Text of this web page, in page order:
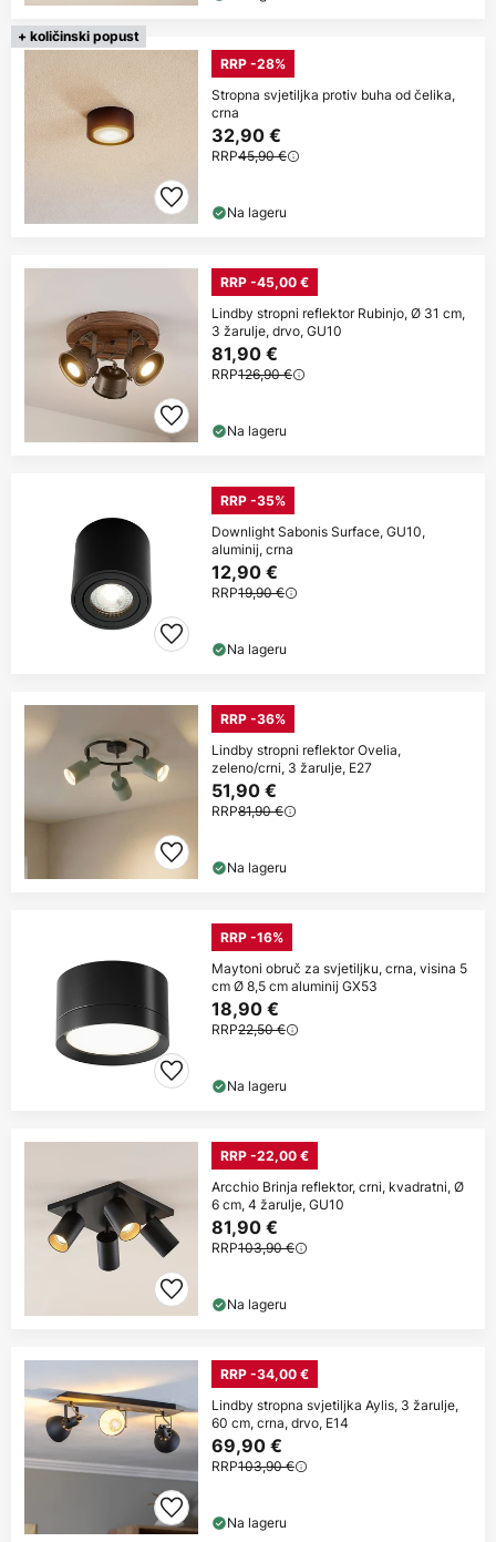
+ količinski popust
RRP -28%
Stropna svjetiljka protiv buha od čelika,
crna
32,90 €
RRP45,90 €
Na lageru
RRP -45,00 €
Lindby stropni reflektor Rubinjo, Ø 31 cm,
3 žarulje, drvo, GU10
81,90 €
RRP126,90 €
Na lageru
RRP -35%
Downlight Sabonis Surface, GU10,
aluminij, crna
12,90 €
RRP19,90 €
Na lageru
RRP -36%
Lindby stropni reflektor Ovelia,
zeleno/crni, 3 žarulje, E27
51,90 €
RRP81,90 €
Na lageru
RRP -16%
Maytoni obruč za svjetiljku, crna, visina 5
cm Ø 8,5 cm aluminij GX53
18,90 €
RRP22,50 €
Na lageru
RRP -22,00 €
Arcchio Brinja reflektor, crni, kvadratni, Ø
6 cm, 4 žarulje, GU10
81,90 €
RRP103,90 €
Na lageru
RRP -34,00 €
Lindby stropna svjetiljka Aylis, 3 žarulje,
60 cm, crna, drvo, E14
69,90 €
RRP103,90 €
Na lageru